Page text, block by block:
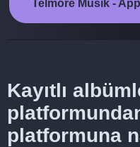
Telmore Musik -
Kayıtlı
platformuna